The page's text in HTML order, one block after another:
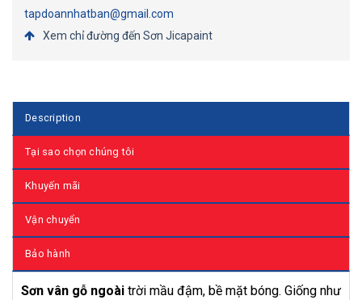
tapdoannhatban@gmail.com
Xem chỉ đường đến Sơn Jicapaint
Description
Tại sao chọn chúng tôi
Khuyến mãi
Vận chuyển
Bảo hành
Sơn vân gỗ ngoài trời mầu đậm, bề mặt bóng. Giống như